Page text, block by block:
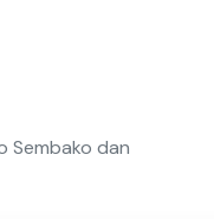
Sembako dan